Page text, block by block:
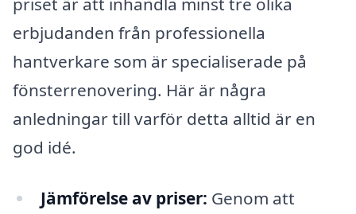
erbjudanden från professionella
hantverkare som är specialiserade på
fönsterrenovering. Här är några
anledningar till varför detta alltid är en
god idé.
Jämförelse av priser: Genom att